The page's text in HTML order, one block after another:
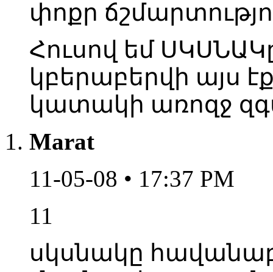
փոքր
Հուսով եմ
կբերաբերվի այս
կատակի առոզջ
Marat
11-05-08 • 17:37 PM
11
սկսնակը